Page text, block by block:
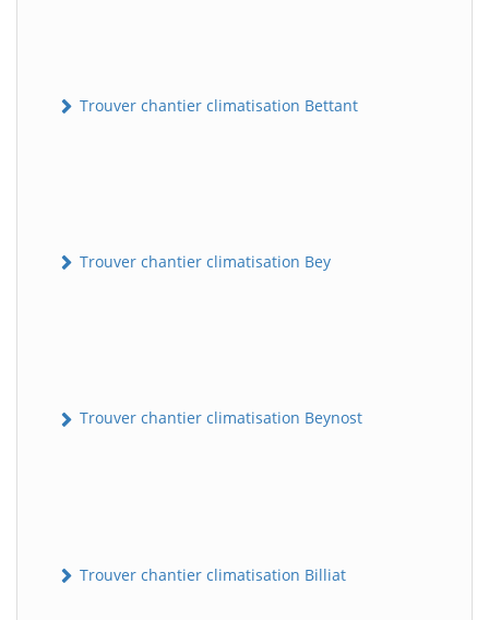
Trouver chantier climatisation Bettant
Trouver chantier climatisation Bey
Trouver chantier climatisation Beynost
Trouver chantier climatisation Billiat